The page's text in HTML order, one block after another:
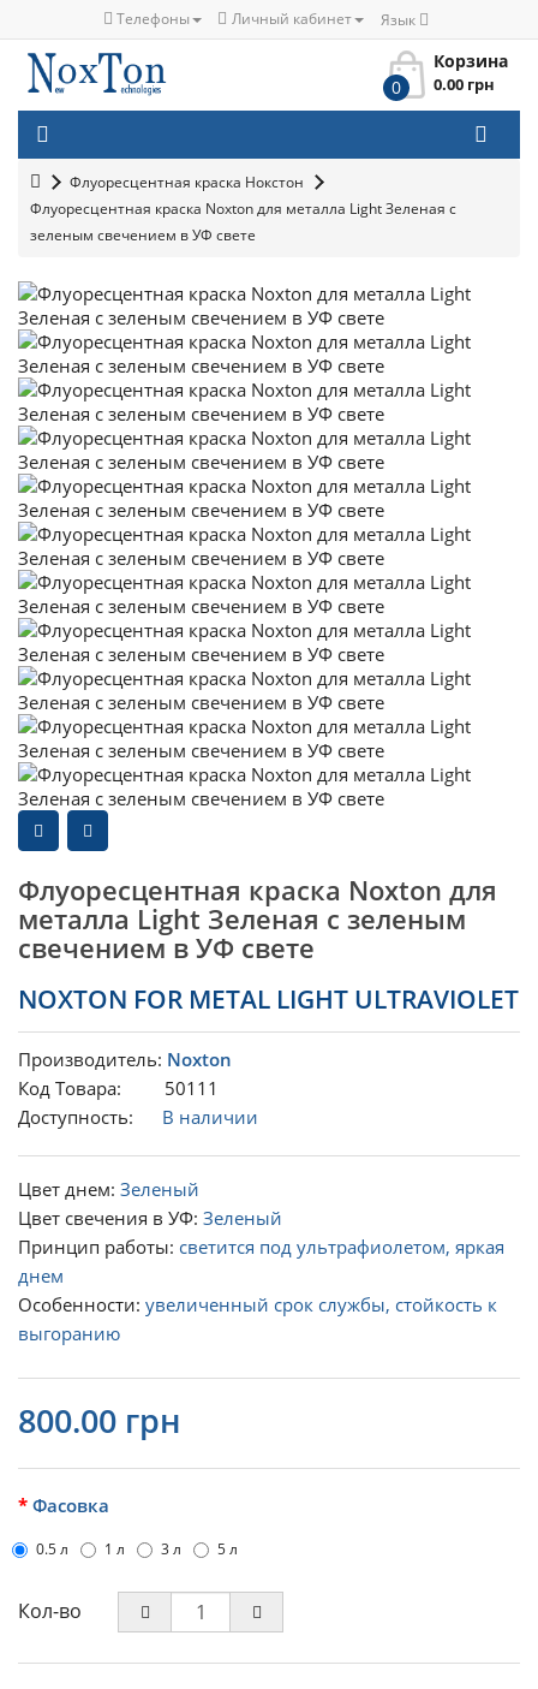
Телефоны Личный кабинет Язык
Корзина
0
0.00 грн
Флуоресцентная краска Нокстон
Флуоресцентная краска Noxton для металла Light Зеленая с
зеленым свечением в УФ свете
Флуоресцентная краска Noxton для
металла Light Зеленая с зеленым
свечением в УФ свете
NOXTON FOR METAL LIGHT ULTRAVIOLET
Производитель: Noxton
Код Товара: 50111
Доступность: В наличии
Цвет днем: Зеленый
Цвет свечения в УФ: Зеленый
Принцип работы: светится под ультрафиолетом, яркая
днем
Особенности: увеличенный срок службы, стойкость к
выгоранию
800.00 грн
Фасовка
0.5 л 1 л 3 л 5 л
Кол-во